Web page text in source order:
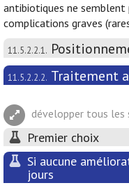
antibiotiques ne semblent
complications graves
11.5.2.2.1.
11.5.2.2.2. Traitement
développer tous les
Premier choix
Si aucune
jours